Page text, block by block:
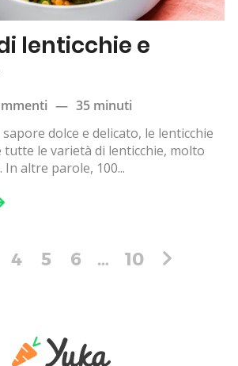
lenticchie e
— 35 minuti
dolce e delicato, le lenticchie
tutte le varietà di lenticchie, molto
altre parole, 100...
4 5 6 … 10